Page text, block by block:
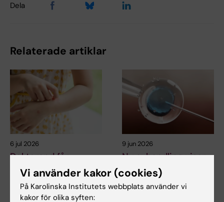
Dela
Relaterade artiklar
6 jul 2026
Doktorand får
stipendium för
forskning om hur
eksem påverkar skola
9 jun 2026
Ny avhandling visar
låg risk för barns
hälsa vid assisterad
befruktning
Vi använder kakor (cookies)
På Karolinska Institutets webbplats använder vi
kakor för olika syften: